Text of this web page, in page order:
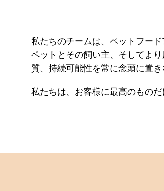
私たちのチームは、ペットフー
ペットとその飼い主、そしてよ
質、持続可能性を常に念頭に置
私たちは、お客様に最高のもの